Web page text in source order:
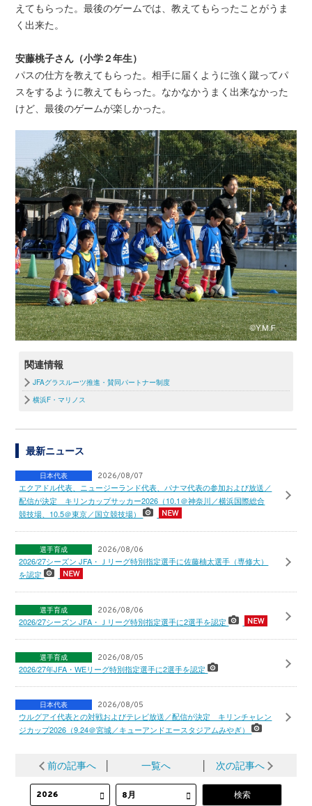
えてもらった。最後のゲームでは、教えてもらったことがうま
く出来た。
安藤桃子さん（小学２年生）
パスの仕方を教えてもらった。相手に届くように強く蹴ってパ
スをするように教えてもらった。なかなかうまく出来なかった
けど、最後のゲームが楽しかった。
関連情報
JFAグラスルーツ推進・賛同パートナー制度
横浜F・マリノス
最新ニュース
日本代表 2026/08/07
エクアドル代表、ニュージーランド代表、パナマ代表の参加および放送／
配信が決定 キリンカップサッカー2026（10.1＠神奈川／横浜国際総合
競技場、10.5＠東京／国立競技場）
選手育成 2026/08/06
2026/27シーズン JFA・Ｊリーグ特別指定選手に佐藤柚太選手（専修大）
を認定
選手育成 2026/08/06
2026/27シーズン JFA・Ｊリーグ特別指定選手に2選手を認定
選手育成 2026/08/05
2026/27年JFA・WEリーグ特別指定選手に2選手を認定
日本代表 2026/08/05
ウルグアイ代表との対戦およびテレビ放送／配信が決定 キリンチャレン
ジカップ2026（9.24＠宮城／キューアンドエースタジアムみやぎ）
前の記事へ 一覧へ 次の記事へ